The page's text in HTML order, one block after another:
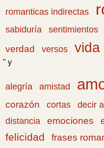
romanticas indirectas
sabiduría sentimientos
verdad
versos vida
" y
alegría amistad
corazón
cortas decir
distancia emociones
felicidad frases